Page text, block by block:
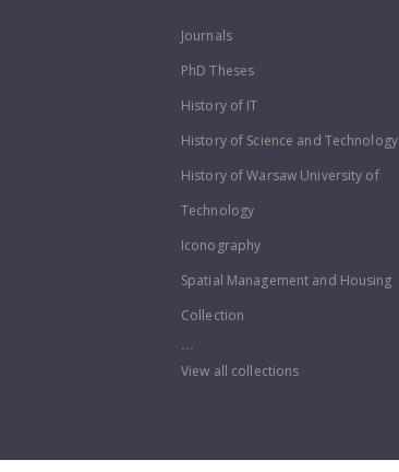
Journals
PhD Theses
History of IT
History of Science and Technology
History of Warsaw University of
Technology
Iconography
Spatial Management and Housing
Collection
...
View all collections